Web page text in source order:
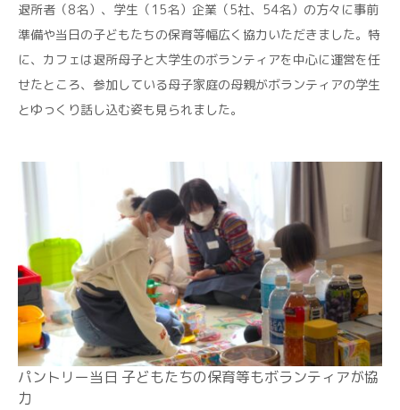
退所者（8名）、学生（15名）企業（5社、54名）の方々に事前
準備や当日の子どもたちの保育等幅広く協力いただきました。特
に、カフェは退所母子と大学生のボランティアを中心に運営を任
せたところ、参加している母子家庭の母親がボランティアの学生
とゆっくり話し込む姿も見られました。
パントリー当日 子どもたちの保育等もボランティアが協
力